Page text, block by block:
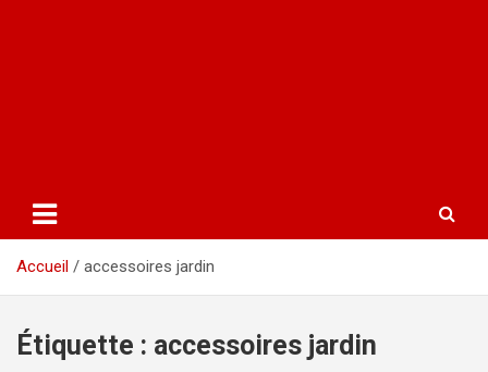
Accueil accessoires jardin
Étiquette : accessoires jardin